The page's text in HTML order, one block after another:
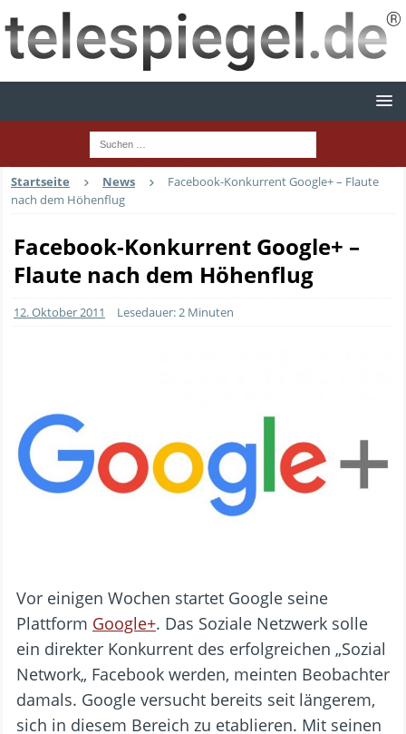
Startseite News
Facebook-Konkurrent Google+ – Flaute
nach dem Höhenflug
Facebook-Konkurrent Google+ –
Flaute nach dem Höhenflug
12. Oktober 2011 Lesedauer: 2 Minuten
Vor einigen Wochen startet Google seine
Plattform Google+. Das Soziale Netzwerk solle
ein direkter Konkurrent des erfolgreichen „Sozial
Network„ Facebook werden, meinten Beobachter
damals. Google versucht bereits seit längerem,
sich in diesem Bereich zu etablieren. Mit seinen